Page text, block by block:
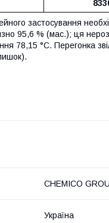
застосування
95,6 % (мас.); ця
78,15 °C. Перегонка
CHEMICO
Україна